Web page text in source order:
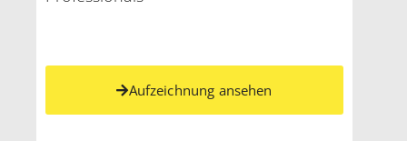
Aufzeichnung ansehen